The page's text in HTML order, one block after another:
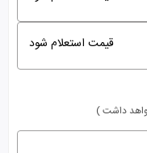
قیمت استعلام شود
داشت )